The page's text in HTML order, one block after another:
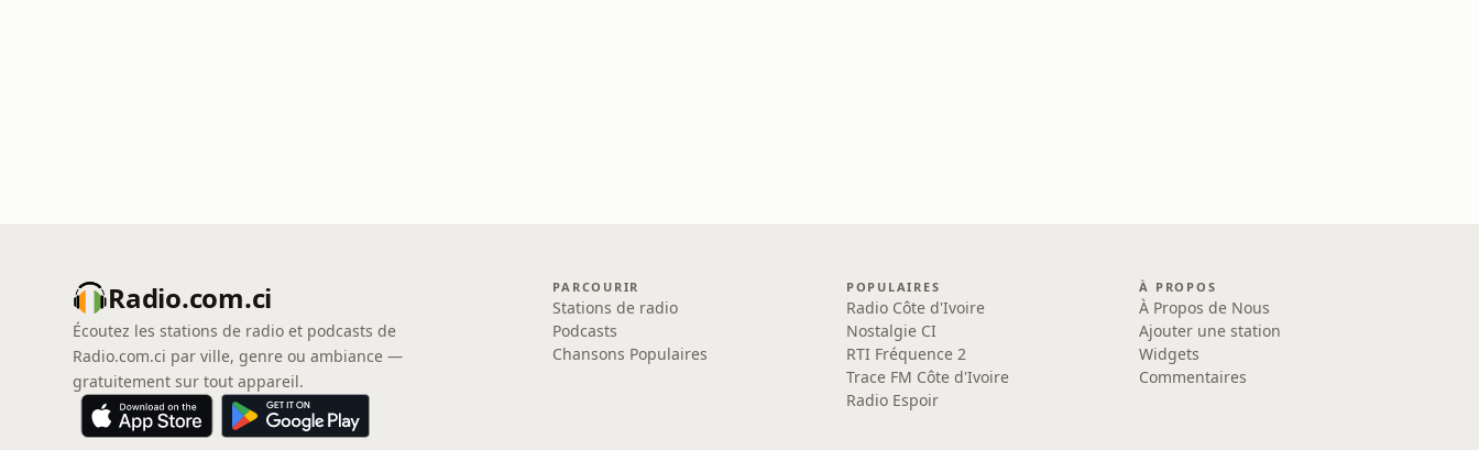
Radio.com.ci
Écoutez les stations de radio et podcasts de
Radio.com.ci par ville, genre ou ambiance —
gratuitement sur tout appareil.
PARCOURIR
Stations de radio
Podcasts
Chansons Populaires
POPULAIRES
Radio Côte d'Ivoire
Nostalgie CI
RTI Fréquence 2
Trace FM Côte d'Ivoire
Radio Espoir
À PROPOS
À Propos de Nous
Ajouter une station
Widgets
Commentaires